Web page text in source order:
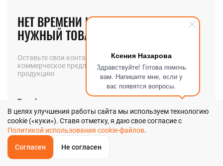
Ксения Назарова
Здравствуйте! Готова помочь
вам. Напишите мне, если у
вас появятся вопросы.
ОБРАТНЫЙЗВОНОК
НЕТ ВРЕМЕНИ ИСКАТЬ
НУЖНЫЙ ТОВАР? МЫ ПОМОЖЕМ!
Оставьте свои контакты и мы вышлем вам
коммерческое предложение на интересующую вас
продукцию
Телефон
Главная
В целях улучшения работы сайта мы используем технологию
cookie («куки»). Ставя отметку, я даю свое согласие с
Политикой использования cookie-файлов.
Согласен Не согласен